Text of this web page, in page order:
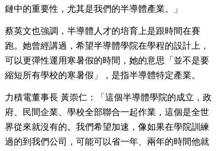
鏈中的重要性，尤其是我們的半導體產業。」
蔡英文也強調，半導體人才的培育上是跟時間在賽
跑。她曾經講過，希望半導體學院在學程的設計上，
可以更彈性運用寒暑假的時間，她的意思「並不是要
縮短所有學校的寒暑假」，是指半導體特定產業。
力積電董事長 黃崇仁：「這個半導體學院的成立，政
府、民間企業、學校全部聯合一起作業，這個是全世
界從來就沒有的。我們希望加速，像如果在學院訓練
過的到我們公司，可能可以省一年、兩年的時間他就